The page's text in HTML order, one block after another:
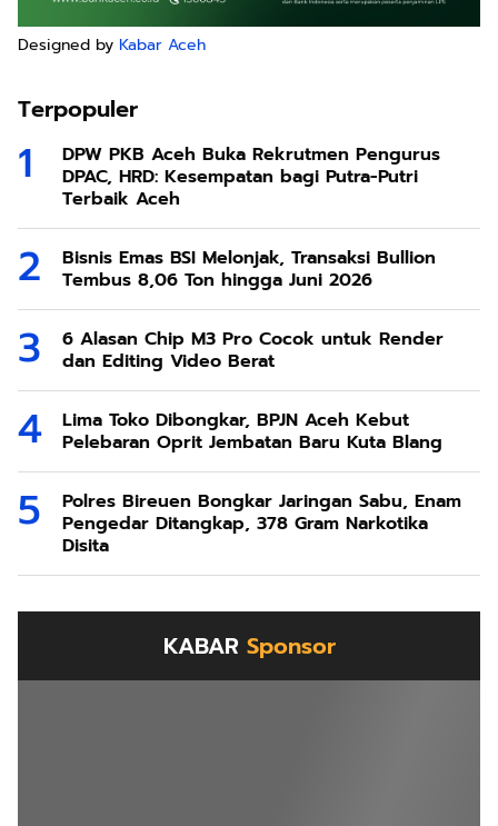
Designed by Kabar Aceh
Terpopuler
DPW PKB Aceh Buka Rekrutmen Pengurus
DPAC, HRD: Kesempatan bagi Putra-Putri
Terbaik Aceh
Bisnis Emas BSI Melonjak, Transaksi Bullion
Tembus 8,06 Ton hingga Juni 2026
6 Alasan Chip M3 Pro Cocok untuk Render
dan Editing Video Berat
Lima Toko Dibongkar, BPJN Aceh Kebut
Pelebaran Oprit Jembatan Baru Kuta Blang
Polres Bireuen Bongkar Jaringan Sabu, Enam
Pengedar Ditangkap, 378 Gram Narkotika
Disita
KABAR Sponsor